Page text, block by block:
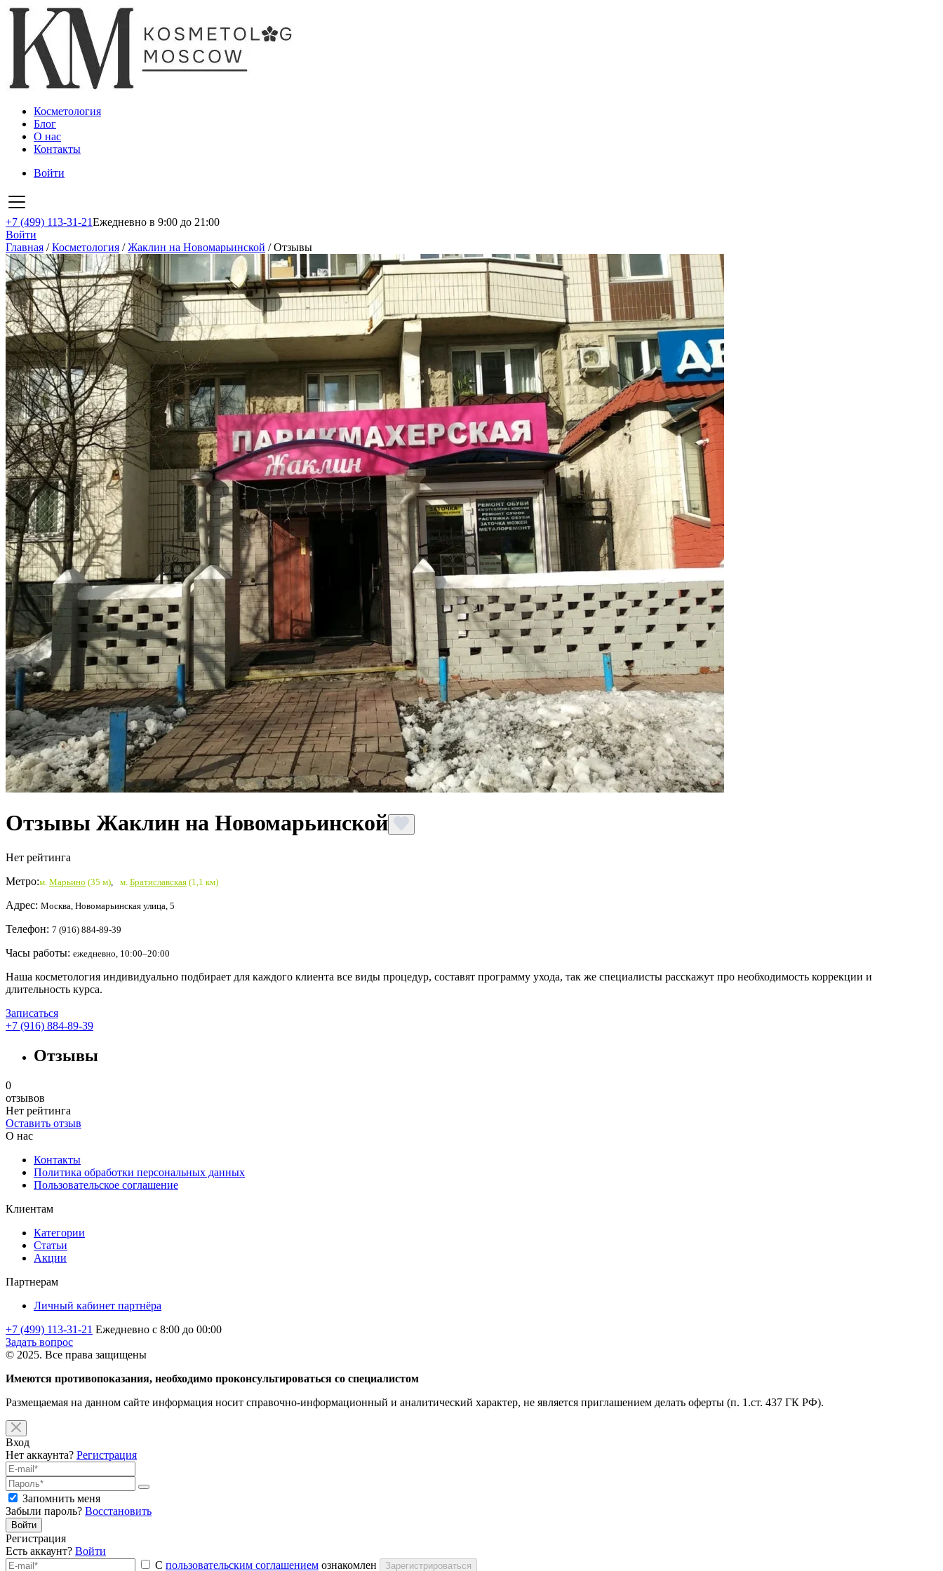
Косметология
Блог
О нас
Контакты
Войти
+7 (499) 113-31-21Ежедневно в 9:00 до 21:00
Войти
Главная /Косметология /Жаклин на Новомарьинской /Отзывы
Отзывы Жаклин на Новомарьинской
Нет рейтинга
Метро:м. Марьино (35 м) м. Братиславская(1,1 км)
Адрес: Москва, Новомарьинская улица, 5
Телефон: 7 (916) 884-89-39
Часы работы: ежедневно, 10:00–20:00
Наша косметология индивидуально подбирает для каждого клиента все виды процедур, составят программу ухода, так же специалисты расскажут про необходимость коррекции и
длительность курса.
Записаться
+7 (916) 884-89-39
Отзывы
0
отзывов
Нет рейтинга
Оставить отзыв
О нас
Контакты
Политика обработки персональных данных
Пользовательское соглашение
Клиентам
Категории
Статьи
Акции
Партнерам
Личный кабинет партнёра
+7 (499) 113-31-21 Ежедневно с 8:00 до 00:00
Задать вопрос
© 2025. Все права защищены
Имеются противопоказания, необходимо проконсультироваться со специалистом
Размещаемая на данном сайте информация носит справочно-информационный и аналитический характер, не является приглашением делать оферты (п. 1.ст. 437 ГК РФ).
Вход
Нет аккаунта? Регистрация
Запомнить меня
Забыли пароль? Восстановить
Войти
Регистрация
Есть аккаунт? Войти
С пользовательским соглашением ознакомлен Зарегистрироваться